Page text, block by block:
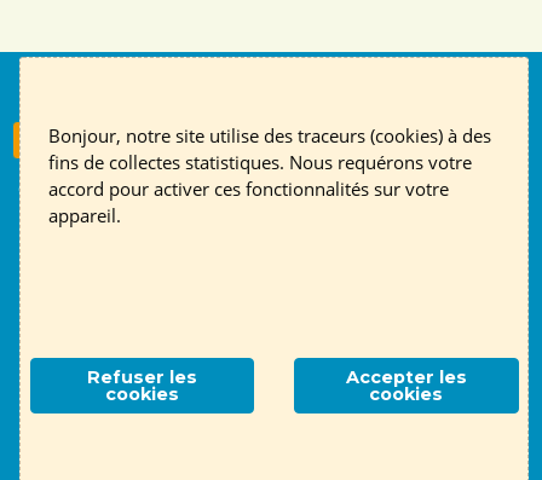
Nous suivre
S'inscrire à la newsletter
Contact English page Mentions légales RGPD
Contactez-nous !
Bonjour, notre site utilise des traceurs (cookies) à des
fins de collectes statistiques. Nous requérons votre
accord pour activer ces fonctionnalités sur votre
appareil.
Refuser les
cookies
Accepter les
cookies